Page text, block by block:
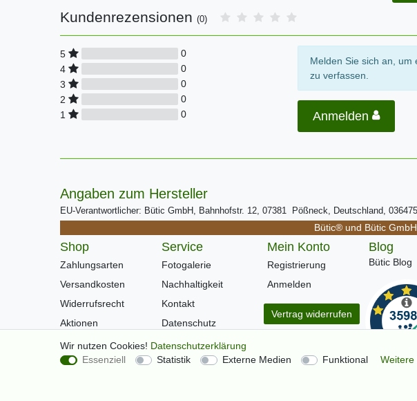
Kundenrezensionen (0)
5
0
4
0
3
0
2
0
1
0
Melden Sie sich an, um
zu verfassen.
Anmelden
Angaben zum Hersteller
EU-Verantwortlicher: Bütic GmbH, Bahnhofstr. 12, 07381 Pößneck, Deutschland,
Bütic® und Bütic
Shop
Zahlungsarten
Versandkosten
Widerrufsrecht
Aktionen
Warenkorb
Kasse
Service
Fotogalerie
Nachhaltigkeit
Kontakt
Datenschutz
AGB
Impressum
Mein Konto
Registrierung
Anmelden
Vertrag widerrufen
Blog
Bütic Blog
Wir nutzen Cookies! Daten­schutz­erklärung
Essenziell
Statistik Externe Medien Funktional Weitere